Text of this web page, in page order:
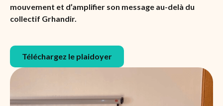
mouvement et d’amplifier son message au-delà du
collectif Grhandir.
Téléchargez le plaidoyer